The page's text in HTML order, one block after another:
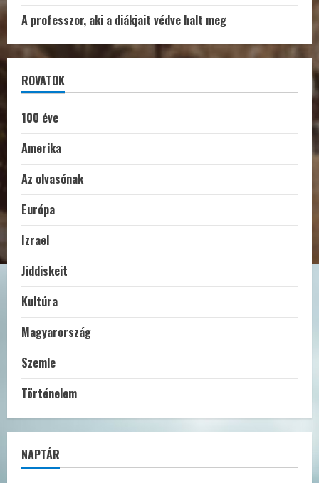
A professzor, aki a diákjait védve halt meg
ROVATOK
100 éve
Amerika
Az olvasónak
Európa
Izrael
Jiddiskeit
Kultúra
Magyarország
Szemle
Történelem
NAPTÁR